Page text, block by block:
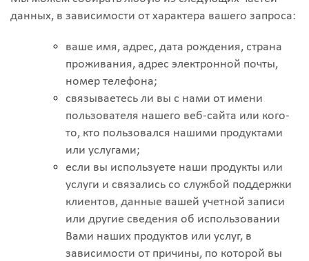
данных, в зависимости от характера вашего запроса:
ваше имя, адрес, дата рождения, страна
проживания, адрес электронной почты,
номер телефона;
связываетесь ли вы с нами от имени
пользователя нашего веб-сайта или кого-
то, кто пользовался нашими продуктами
или услугами;
если вы используете наши продукты или
услуги и связались со службой поддержки
клиентов, данные вашей учетной записи
или другие сведения об использовании
Вами наших продуктов или услуг, в
зависимости от причины, по которой вы